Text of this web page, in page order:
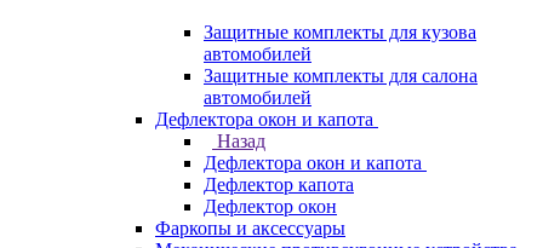
Защитные комплекты для кузова
автомобилей
Защитные комплекты для салона
автомобилей
Дефлектора окон и капота
Назад
Дефлектора окон и капота
Дефлектор капота
Дефлектор окон
Фаркопы и аксессуары